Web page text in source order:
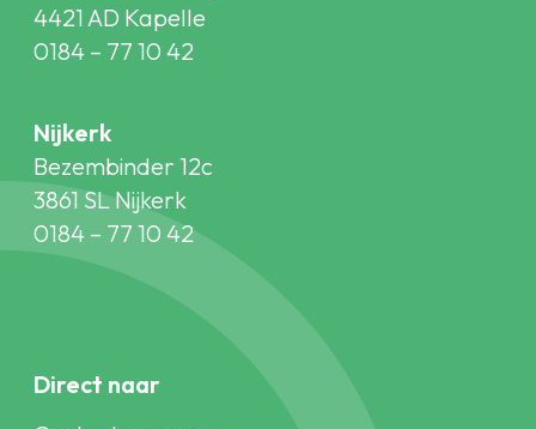
4421 AD Kapelle
0184 – 77 10 42
Nijkerk
Bezembinder 12c
3861 SL Nijkerk
0184 – 77 10 42
Direct naar